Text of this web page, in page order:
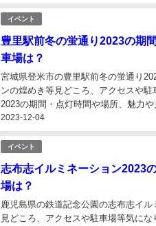
イベント
豊里駅前冬の蛍通り2023の期
車場は？
2023-12-04
宮城県登米市の豊里駅前冬の蛍通り
ンの煌めき等見どころ、アクセスや
2023の期間・点灯時間や場所、魅力
イベント
志布志イルミネーション2023
場は？
鹿児島県の鉄道記念公園の志布志イ
見どころ、アクセスや駐車場等気に